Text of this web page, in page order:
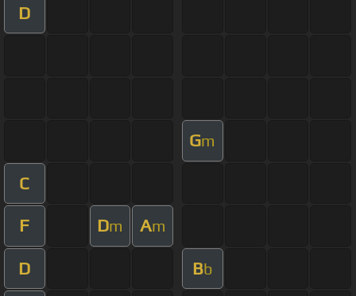
D
Gm
C
F Dm Am
D Bb